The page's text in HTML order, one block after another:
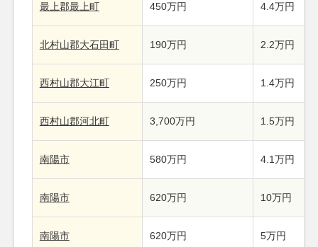
最上郡最上町 450万円 4.4万円
北村山郡大石田町 190万円 2.2万円
西村山郡大江町 250万円 1.4万円
西村山郡河北町 3,700万円 1.5万円
南陽市 580万円 4.1万円
南陽市 620万円 10万円
南陽市 620万円 5万円